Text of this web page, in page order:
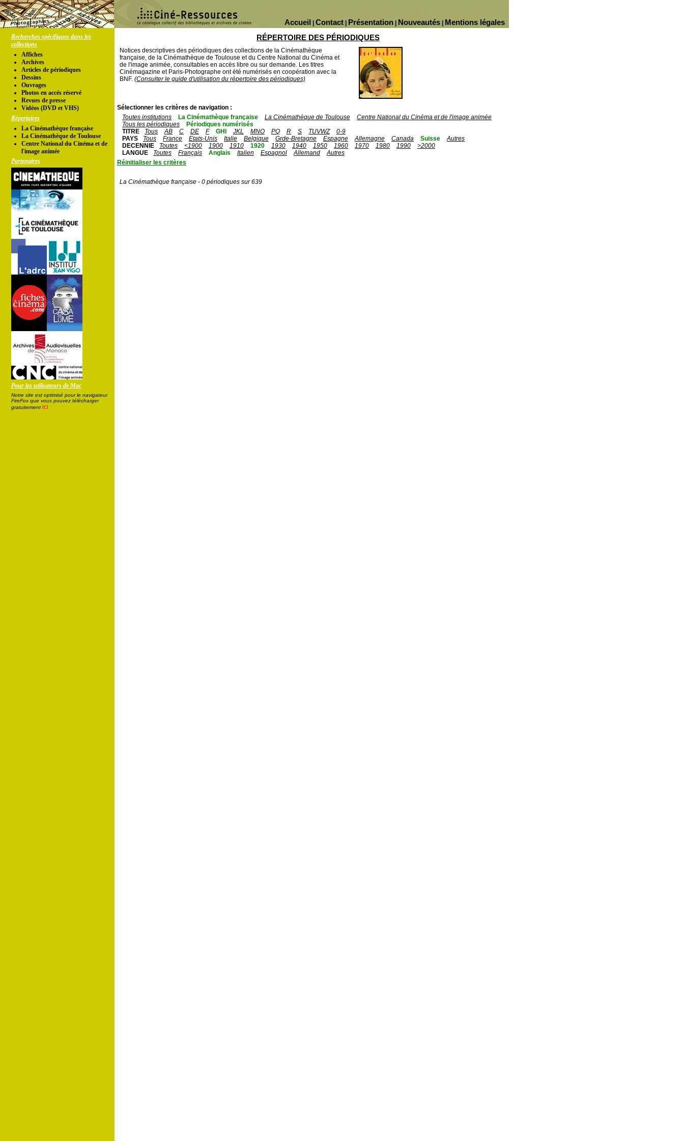
Mentions légales
Nouveautés
Présentation
Contact
Accueil
Recherches spécifiques dans les
collections
Affiches
Archives
Articles de périodiques
Dessins
Ouvrages
Photos en accés réservé
Revues de presse
Vidéos (DVD et VHS)
Répertoires
La Cinémathèque française
La Cinémathèque de Toulouse
Centre National du Cinéma et de
l'image animée
Partenaires
Pour les utilisateurs de Mac
Notre site est optimisé pour le navigateur
FireFox que vous pouvez télécharger
gratuitement ici
RÉPERTOIRE DES PÉRIODIQUES
Notices descriptives des périodiques des collections de la Cinémathèque
française, de la Cinémathèque de Toulouse et du Centre National du Cinéma et
de l'image animée, consultables en accès libre ou sur demande. Les titres
Cinémagazine et Paris-Photographe ont été numérisés en coopération avec la
BNF. (Consulter le guide d'utilisation du répertoire des périodiques)
Sélectionner les critères de navigation :
Toutes institutions
La Cinémathèque française La Cinémathèque de Toulouse
Centre National du Cinéma et de l'image animée
Tous les périodiques
Périodiques numérisés
TITRE
Tous AB C DE F GHI JKL MNO PQ R S TUVWZ
0-9
PAYS
Tous France Etats-Unis Italie Belgique Grde-Bretagne Espagne Allemagne Canada Suisse
Autres
DECENNIE
Toutes <1900 1900 1910 1920 1930 1940 1950 1960 1970 1980 1990
>2000
LANGUE
Toutes Français Anglais Italien Espagnol Allemand
Autres
Réinitialiser les critères
La Cinémathèque française - 0 périodiques sur 639